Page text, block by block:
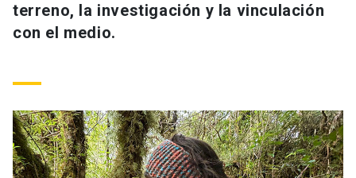
terreno, la investigación y la vinculación
con el medio.